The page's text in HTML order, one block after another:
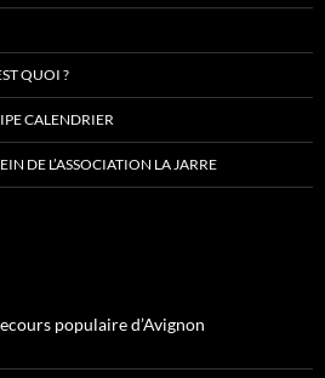
QUOI ?
CALENDRIER
DE L’ASSOCIATION LA JARRE
populaire d’Avignon